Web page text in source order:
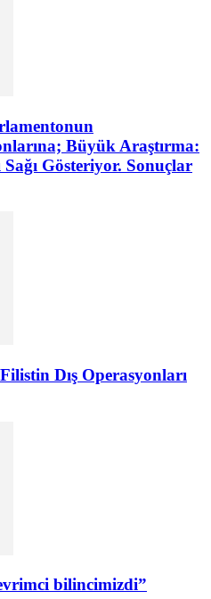
Büyük Araştırma:
Sağı Gösteriyor. Sonuçlar
Dış Operasyonları
bilincimizdi”